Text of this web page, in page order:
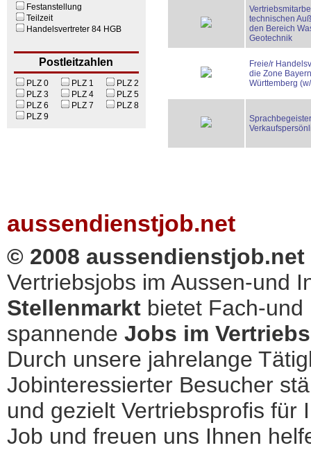
Festanstellung
Teilzeit
Handelsvertreter 84 HGB
Postleitzahlen
PLZ 0 PLZ 1
PLZ 2
PLZ 3
PLZ 4
PLZ 5
PLZ 6
PLZ 7
PLZ 8
PLZ 9
technischen
den Bereich
Geotechnik
Freie/r
die Zone
Württemberg
aussendienstjob.net
© 2008 aussendienstjob.net
Vertriebsjobs im Aussen-und
Stellenmarkt bietet Fach-
spannende Jobs im
Durch unsere jahrelange
Jobinteressierter Besucher
und gezielt Vertriebsprofis für
Job und freuen uns Ihnen